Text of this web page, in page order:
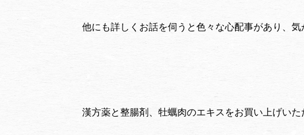
他にも詳しくお話を伺うと色々な心配事があり、気
漢方薬と整腸剤、牡蠣肉のエキスをお買い上げいた